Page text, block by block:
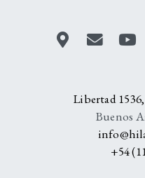
Libertad
Buenos
+54